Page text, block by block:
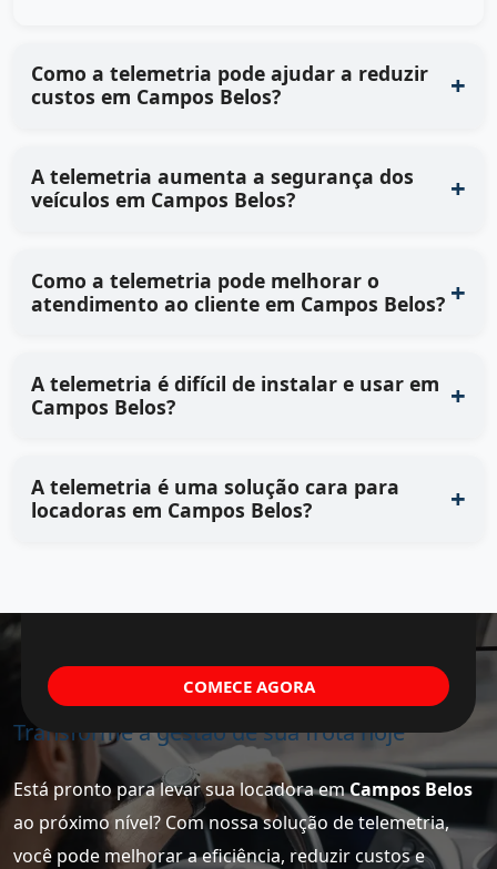
Como a telemetria pode ajudar a reduzir
custos em Campos Belos?
A telemetria aumenta a segurança dos
veículos em Campos Belos?
Como a telemetria pode melhorar o
atendimento ao cliente em Campos Belos?
A telemetria é difícil de instalar e usar em
Campos Belos?
A telemetria é uma solução cara para
locadoras em Campos Belos?
Transforme a gestão de sua frota hoje
Está pronto para levar sua locadora emCampos Belos
ao próximo nível? Com nossa solução de telemetria,
você pode melhorar a eficiência, reduzir custos e
COMECE AGORA